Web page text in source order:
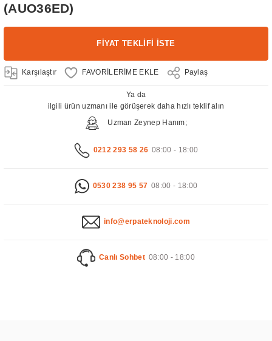
(AUO36ED)
FİYAT TEKLİFİ İSTE
Karşılaştır Paylaş
Ya da
ilgili ürün uzmanı ile görüşerek daha hızlı teklif alın
Uzman Zeynep Hanım;
0212 293 58 26 08:00 - 18:00
0530 238 95 57 08:00 - 18:00
info@erpateknoloji.com
Canlı Sohbet 08:00 - 18:00